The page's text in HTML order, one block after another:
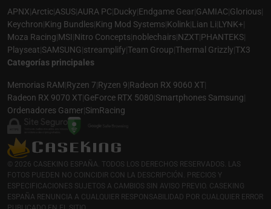
APNX|Arctic|ASUS|AURA PC|Ducky|Endgame Gear|GAMIAC|Glorious|
Keychron|King Bundles|King Mod Systems|Kolink|Lian Li|LYNK+|
Moza Racing|MSI|Nitro Concepts|noblechairs|NZXT|PHANTEKS|
Playseat|SAMSUNG|streamplify|Team Group|Thermal Grizzly|TX3
Categorías principales
Memorias RAM|Ryzen 7|Ryzen 9|Radeon RX 9060 XT|
Radeon RX 9070 XT|GeForce RTX 5080|Smartphones Samsung|
Ordenadores Gamer|SimRacing
© 2026 CASEKING ESPAÑA. TODOS LOS DERECHOS RESERVADOS. LAS
FOTOS PUEDEN NO COINCIDIR CON LA DESCRIPCIÓN. PRECIOS Y
ESPECIFICACIONES SUJETOS A CAMBIOS SIN AVISO PREVIO. CASEKING
ESPAÑA RENUNCIA A CUALQUIER RESPONSABILIDAD POR CUALQUIER ERROR